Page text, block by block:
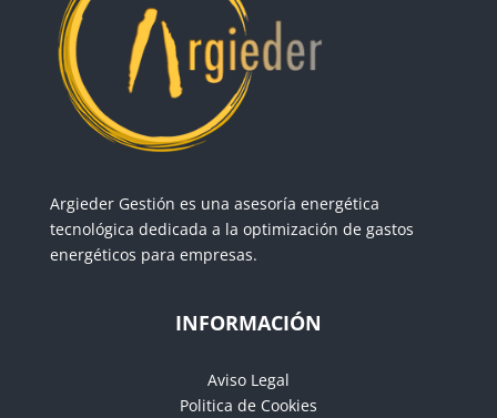
Argieder Gestión es una asesoría energética
tecnológica dedicada a la optimización de gastos
energéticos para empresas.
INFORMACIÓN
Aviso Legal
Politica de Cookies